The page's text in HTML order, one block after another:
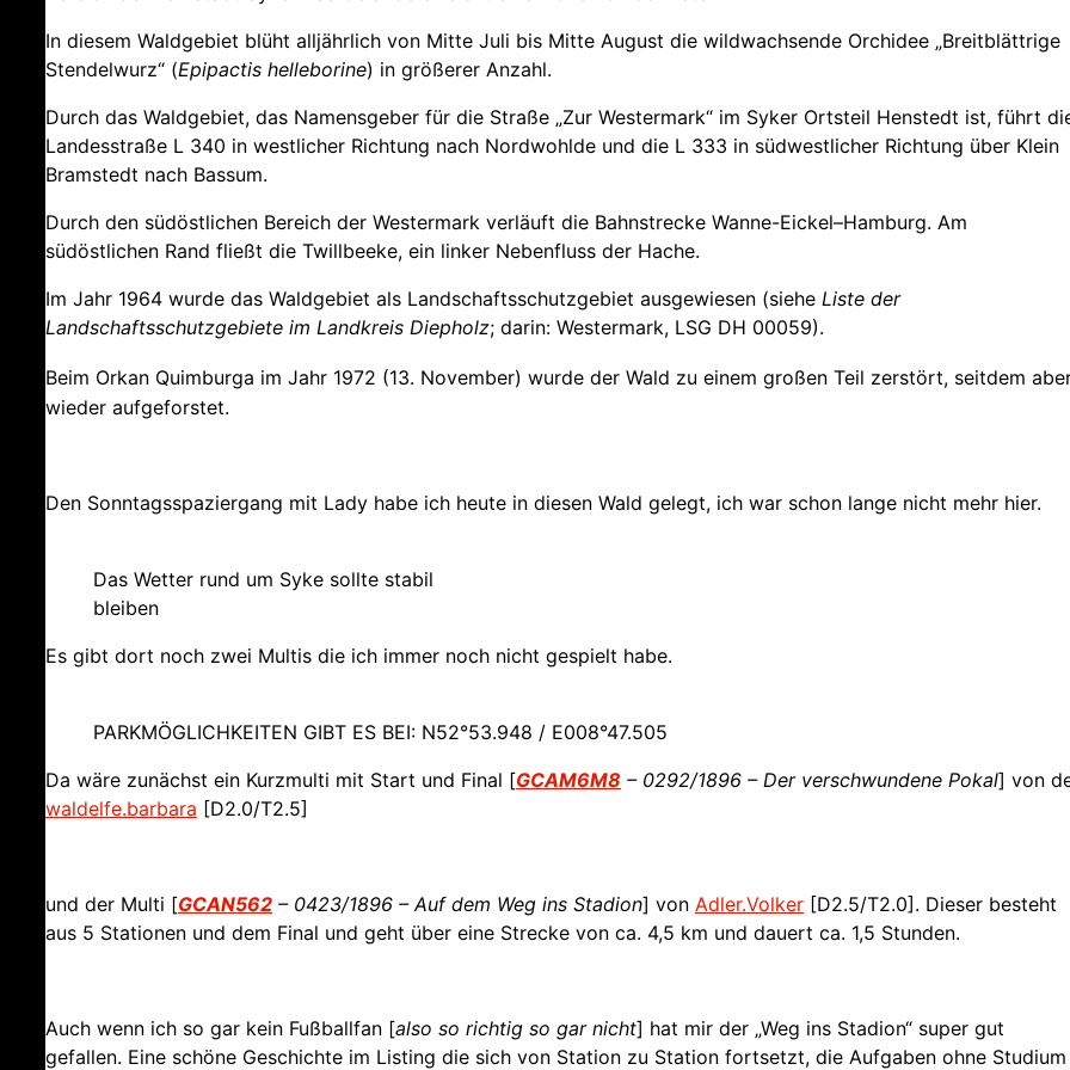
In diesem Waldgebiet blüht alljährlich von Mitte Juli bis Mitte August die wildwachsende Orchidee „Breitblättrige
Stendelwurz“ (Epipactis helleborine) in größerer Anzahl.
Durch das Waldgebiet, das Namensgeber für die Straße „Zur Westermark“ im Syker Ortsteil Henstedt ist, führt
Landesstraße L 340 in westlicher Richtung nach Nordwohlde und die L 333 in südwestlicher Richtung über Klein
Bramstedt nach Bassum.
Durch den südöstlichen Bereich der Westermark verläuft die Bahnstrecke Wanne-Eickel–Hamburg. Am
südöstlichen Rand fließt die Twillbeeke, ein linker Nebenfluss der Hache.
Im Jahr 1964 wurde das Waldgebiet als Landschaftsschutzgebiet ausgewiesen (siehe Liste der
Landschaftsschutzgebiete im Landkreis Diepholz; darin: Westermark, LSG DH 00059).
Beim Orkan Quimburga im Jahr 1972 (13. November) wurde der Wald zu einem großen Teil zerstört, seitdem
wieder aufgeforstet.
Den Sonntagsspaziergang mit Lady habe ich heute in diesen Wald gelegt, ich war schon lange nicht mehr hier.
Das Wetter rund um Syke sollte stabil
bleiben
Es gibt dort noch zwei Multis die ich immer noch nicht gespielt habe.
PARKMÖGLICHKEITEN GIBT ES BEI: N52°53.948 / E008°47.505
Da wäre zunächst ein Kurzmulti mit Start und Final [GCAM6M8 – 0292/1896 – Der verschwundene Pokal] von
waldelfe.barbara [D2.0/T2.5]
und der Multi [GCAN562 – 0423/1896 – Auf dem Weg ins Stadion] von Adler.Volker [D2.5/T2.0]. Dieser besteht
aus 5 Stationen und dem Final und geht über eine Strecke von ca. 4,5 km und dauert ca. 1,5 Stunden.
Auch wenn ich so gar kein Fußballfan [also so richtig so gar nicht] hat mir der „Weg ins Stadion“ super gut
gefallen. Eine schöne Geschichte im Listing die sich von Station zu Station fortsetzt, die Aufgaben ohne Studium